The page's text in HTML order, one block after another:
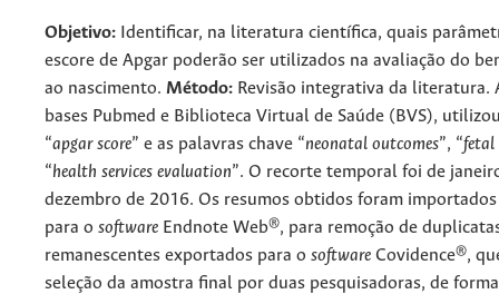
Objetivo: Identificar, na literatura científica, quais
escore de Apgar poderão ser utilizados na avaliação do
ao nascimento. Método: Revisão integrativa da literatura.
bases Pubmed e Biblioteca Virtual de Saúde (BVS),
“apgar score” e as palavras chave “neonatal outcomes”, “
“health services evaluation”. O recorte temporal foi de
dezembro de 2016. Os resumos obtidos foram
para o software Endnote Web®, para remoção de
remanescentes exportados para o software Covidence®,
seleção da amostra final por duas pesquisadoras, de